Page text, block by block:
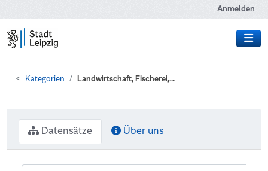
Anmelden
Kategorien Landwirtschaft, Fischerei,...
Datensätze Über uns